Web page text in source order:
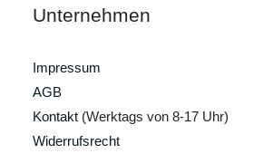
Unternehmen
Impressum
AGB
Kontakt (Werktags von 8-17 Uhr)
Widerrufsrecht